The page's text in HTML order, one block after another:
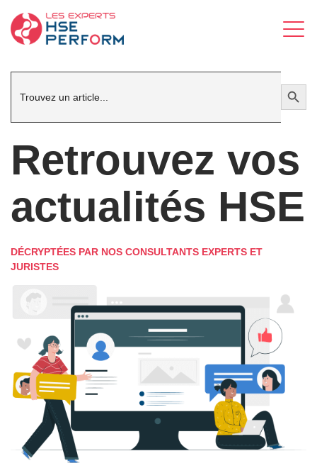
Search
Search Button
Retrouvez vos
actualités HSE
DÉCRYPTÉES PAR NOS CONSULTANTS EXPERTS ET
JURISTES